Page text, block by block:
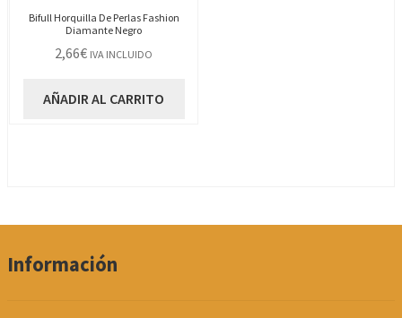
Bifull Horquilla De Perlas Fashion
Diamante Negro
2,66€ IVA INCLUIDO
AÑADIR AL CARRITO
Información